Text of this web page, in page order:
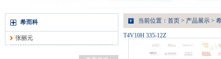
希而科
张丽元
当前位置： 首页 > 产品展示 >
T4V10H 335-12Z